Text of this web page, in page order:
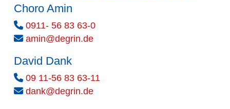
Choro Amin
0911- 56 83 63-0
ed.nirged@nima
David Dank
09 11-56 83 63-11
ed.nirged@knad